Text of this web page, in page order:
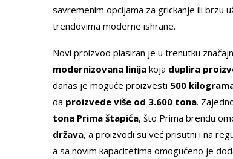
savremenim opcijama za grickanje ili brzu
trendovima moderne ishrane.
Novi proizvod plasiran je u trenutku
modernizovana linija koja duplira
danas je moguće proizvesti 500
da proizvede više od 3.600 tona.
tona Prima štapića, što Prima brendu
država, a proizvodi su već prisutni i na
a sa novim kapacitetima omogućeno je